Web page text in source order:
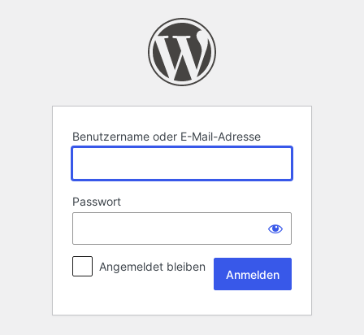
Benutzername oder E-Mail-Adresse
Passwort
Angemeldet bleiben